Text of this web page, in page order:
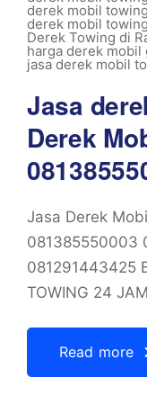
derek mobil
derek mobil
Derek Towing di
harga derek mobil
jasa derek mobil
Jasa
Derek
Jasa Derek
081385550003
081291443425
TOWING 24
Read more